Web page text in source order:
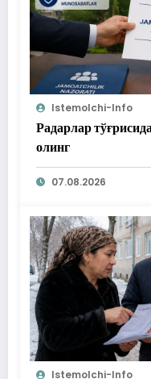
Istemolchi-Info
Радарлар
олинг
07.08.2026
Istemolchi-Info